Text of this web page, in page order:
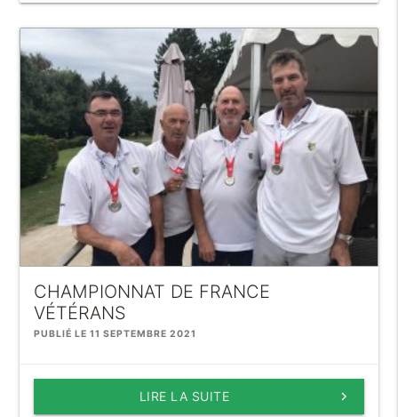
CHAMPIONNAT DE FRANCE
VÉTÉRANS
PUBLIÉ LE 11 SEPTEMBRE 2021
keyboard_arrow_right
LIRE LA SUITE